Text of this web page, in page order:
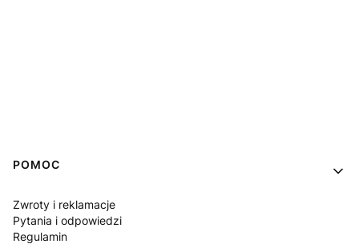
Linki w stopce
POMOC
Zwroty i reklamacje
Pytania i odpowiedzi
Regulamin